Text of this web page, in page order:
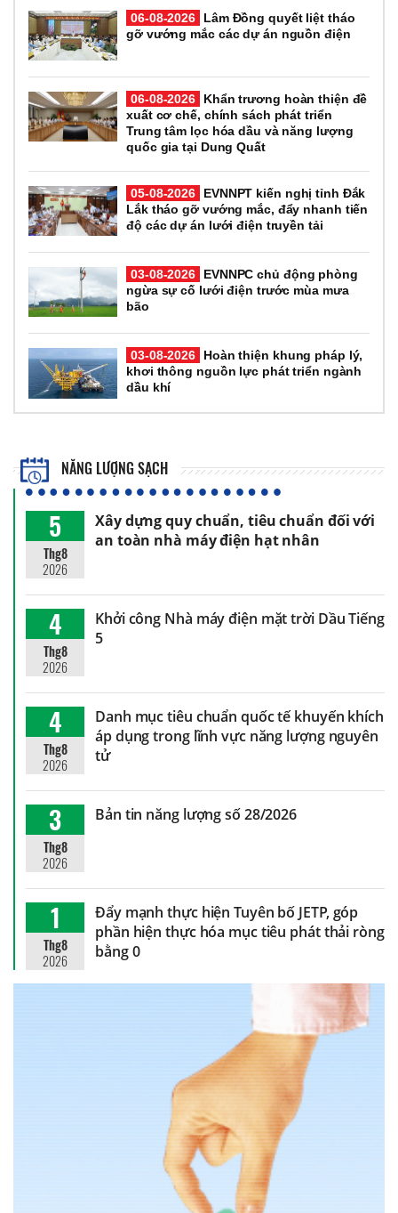
06-08-2026
Lâm Đồng quyết liệt tháo
gỡ vướng mắc các dự án nguồn điện
06-08-2026
Khẩn trương hoàn thiện đề
xuất cơ chế, chính sách phát triển
Trung tâm lọc hóa dầu và năng lượng
quốc gia tại Dung Quất
05-08-2026
EVNNPT kiến nghị tỉnh Đắk
Lắk tháo gỡ vướng mắc, đẩy nhanh tiến
độ các dự án lưới điện truyền tải
03-08-2026
EVNNPC chủ động phòng
ngừa sự cố lưới điện trước mùa mưa
bão
03-08-2026
Hoàn thiện khung pháp lý,
khơi thông nguồn lực phát triển ngành
dầu khí
NĂNG LƯỢNG SẠCH
5
Thg8
2026
Xây dựng quy chuẩn, tiêu chuẩn đối với
an toàn nhà máy điện hạt nhân
4
Thg8
2026
Khởi công Nhà máy điện mặt trời Dầu Tiếng
5
4
Thg8
2026
Danh mục tiêu chuẩn quốc tế khuyến khích
áp dụng trong lĩnh vực năng lượng nguyên
tử
3
Thg8
2026
Bản tin năng lượng số 28/2026
1
Thg8
2026
Đẩy mạnh thực hiện Tuyên bố JETP, góp
phần hiện thực hóa mục tiêu phát thải ròng
bằng 0